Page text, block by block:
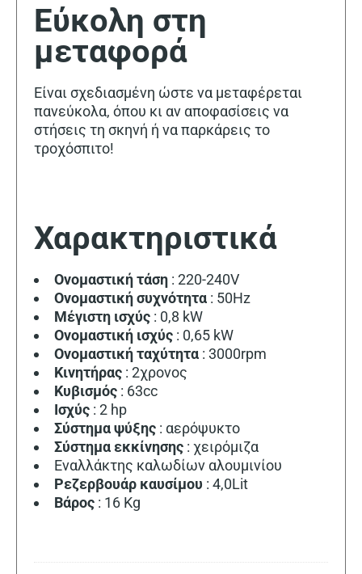
Εύκολη στη
μεταφορά
Είναι σχεδιασμένη ώστε να μεταφέρεται
πανεύκολα, όπου κι αν αποφασίσεις να
στήσεις τη σκηνή ή να παρκάρεις το
τροχόσπιτο!
Χαρακτηριστικά
Ονομαστική τάση : 220-240V
Ονομαστική συχνότητα : 50Hz
Μέγιστη ισχύς : 0,8 kW
Ονομαστική ισχύς : 0,65 kW
Ονομαστική ταχύτητα : 3000rpm
Κινητήρας : 2χρονος
Κυβισμός : 63cc
Ισχύς : 2 hp
Σύστημα ψύξης : αερόψυκτο
Σύστημα εκκίνησης : χειρόμιζα
Εναλλάκτης καλωδίων αλουμινίου
Ρεζερβουάρ καυσίμου : 4,0Lit
Βάρος : 16 Κg